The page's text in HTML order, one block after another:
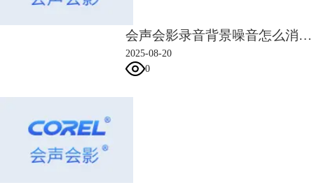
图4：MOV
图5所示，在左侧设备选项中选择手机图标设备，可选择以DV、移动设
备、游戏主机确定配置文件。
如果选择移动设备，可选择360X640、540X960、720X1280等分辨率。
会声会影录音背景噪音怎么消除 会声会影音频和视频不同步怎么校准
2025-08-20
0